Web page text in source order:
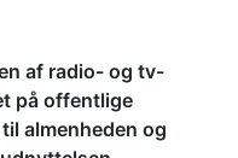
af radio- og tv-
på offentlige
almenheden og